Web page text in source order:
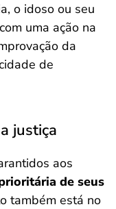
o idoso ou seu
uma ação na
da
de
justiça
aos
de seus
também está no